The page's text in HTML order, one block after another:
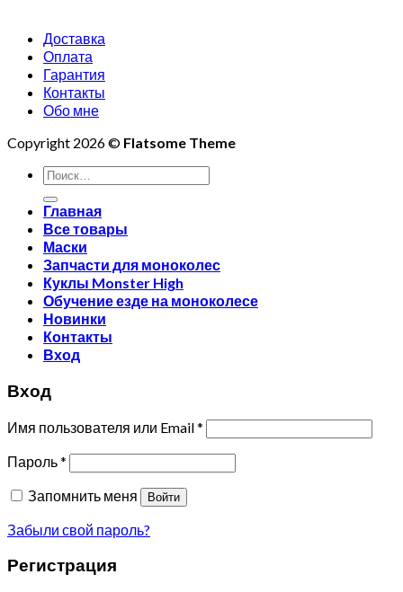
Доставка
Оплата
Гарантия
Контакты
Обо мне
Copyright 2026 © Flatsome Theme
Искать:
Главная
Все товары
Маски
Запчасти для моноколес
Куклы Monster High
Обучение езде на моноколесе
Новинки
Контакты
Вход
Вход
Имя пользователя или Email*
Пароль*
Запомнить меня
Войти
Забыли свой пароль?
Регистрация